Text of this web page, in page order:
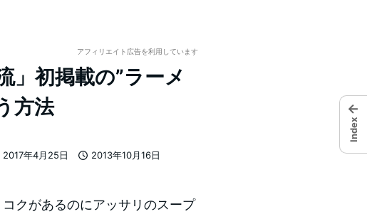
アフィリエイト広告を利用しています
」初掲載の”ラーメ
方法
2017年4月25日
2013年10月16日
クがあるのにアッサリのスープ
←
Index